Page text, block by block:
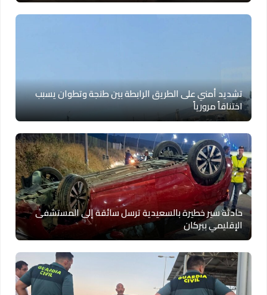
تشديد أمني على الطريق الرابطة بين طنجة وتطوان يسبب
اختناقاً مرورياً
حادثة سير خطيرة بالسعيدية ترسل سائقة إلى المستشفى
الإقليمي ببركان